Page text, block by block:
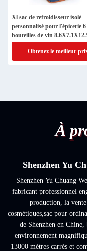
Xl sac de refroidisseur isolé
personnalisé pour l'épicerie 6
bouteilles de vin
Obtenez le meilleur
À
Shenzhen Yu
Shenzhen Yu Chuang
fabricant professionnel
production, la vente
cosmétiques,sac pour
de Shenzhen en
environnement
13000 mètres carrés et